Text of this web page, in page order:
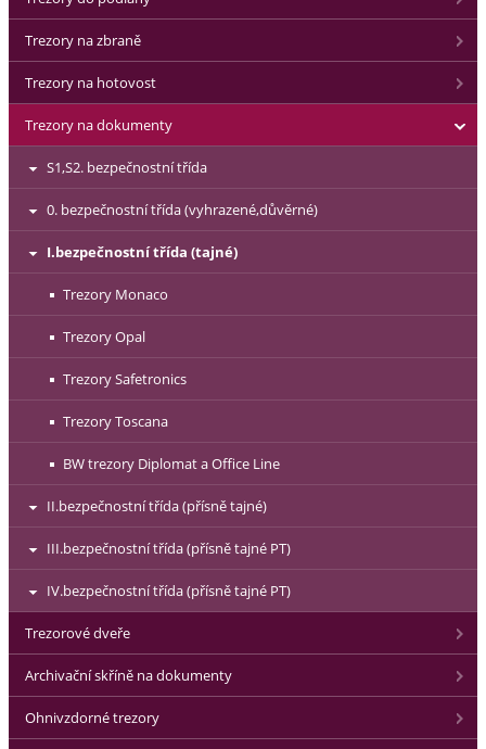
Trezory na zbraně
Trezory na hotovost
Trezory na dokumenty
S1,S2. bezpečnostní třída
0. bezpečnostní třída (vyhrazené,důvěrné)
I.bezpečnostní třída (tajné)
Trezory Monaco
Trezory Opal
Trezory Safetronics
Trezory Toscana
BW trezory Diplomat a Office Line
II.bezpečnostní třída (přísně tajné)
III.bezpečnostní třída (přísně tajné PT)
IV.bezpečnostní třída (přísně tajné PT)
Trezorové dveře
Archivační skříně na dokumenty
Ohnivzdorné trezory